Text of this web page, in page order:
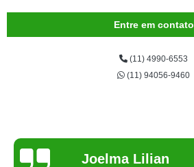
Entre em contato
(11) 4990-6553
(11) 94056-9460
Joelma Lilian